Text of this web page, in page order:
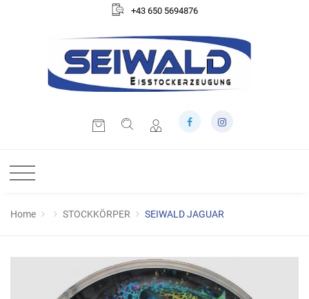
+43 650 5694876
Home STOCKKÖRPER SEIWALD JAGUAR